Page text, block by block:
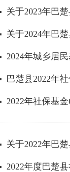
关于2023年巴
关于2024年巴
2024年城乡居
巴楚县2022年
2022年社保基
关于2022年巴
2022年度巴楚